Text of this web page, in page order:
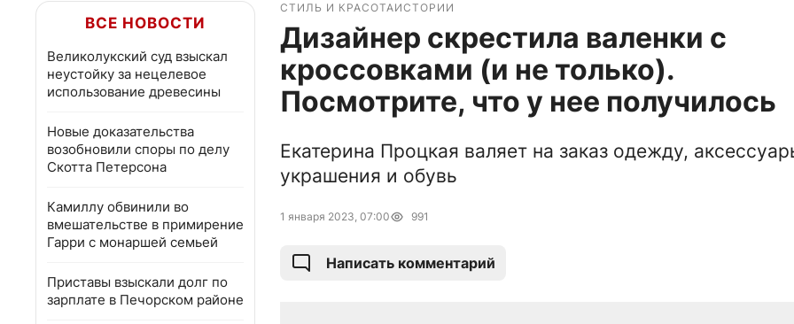
ВСЕ НОВОСТИ
Великолукский суд взыскал
неустойку за нецелевое
использование древесины
Новые доказательства
возобновили споры по делу
Скотта Петерсона
Камиллу обвинили во
вмешательстве в примирение
Гарри с монаршей семьей
Приставы взыскали долг по
зарплате в Печорском районе
СТИЛЬ И КРАСОТАИСТОРИИ
Дизайнер скрестила валенки с
кроссовками (и не только).
Посмотрите, что у нее получилось
Екатерина Процкая валяет на заказ одежду,
украшения и обувь
1 января 2023, 07:00 991
Написать комментарий